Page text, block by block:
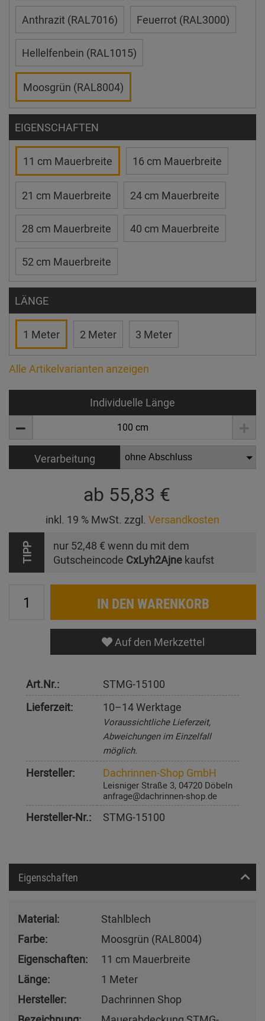
Anthrazit (RAL7016) Feuerrot (RAL3000)
Hellelfenbein (RAL1015)
Moosgrün (RAL8004)
EIGENSCHAFTEN
11 cm Mauerbreite 16 cm Mauerbreite
21 cm Mauerbreite 24 cm Mauerbreite
28 cm Mauerbreite 40 cm Mauerbreite
52 cm Mauerbreite
LÄNGE
1 Meter 2 Meter 3 Meter
Alle Artikelvarianten anzeigen
Individuelle Länge
Verarbeitung
ab 55,83 €
inkl. 19 % MwSt. zzgl. Versandkosten
TIPP nur 52,48 € wenn du mit dem
Gutscheincode CxLyh2Ajne kaufst
IN DEN WARENKORB
Auf den Merkzettel
Art.Nr.:
STMG-15100
Lieferzeit:
10–14 Werktage
Voraussichtliche Lieferzeit,
Abweichungen im Einzelfall
möglich.
Hersteller: Dachrinnen-Shop GmbH
Leisniger Straße 3, 04720 Döbeln
anfrage@dachrinnen-shop.de
Hersteller-Nr.: STMG-15100
Eigenschaften
Material:
Stahlblech
Farbe:
Moosgrün (RAL8004)
Eigenschaften:
11 cm Mauerbreite
Länge:
1 Meter
Hersteller:
Dachrinnen Shop